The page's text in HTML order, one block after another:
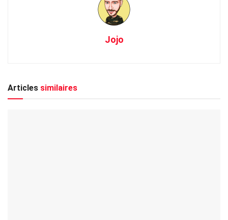
Jojo
Articles similaires